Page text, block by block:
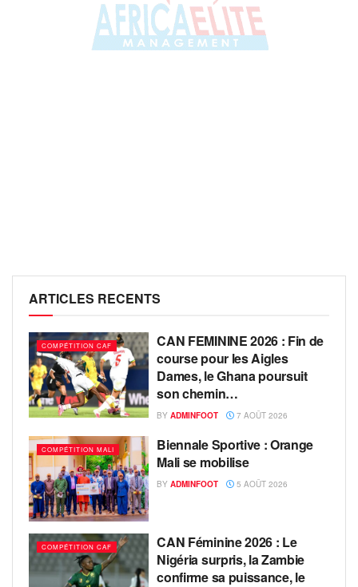
ARTICLES RECENTS
COMPÉTITION CAF
CAN FEMININE 2026 : Fin de
course pour les Aigles
Dames, le Ghana poursuit
son chemin…
BY ADMINFOOT 7 AOÛT 2026
COMPÉTITION MALI
Biennale Sportive : Orange
Mali se mobilise
BY ADMINFOOT 5 AOÛT 2026
COMPÉTITION CAF
CAN Féminine 2026 : Le
Nigéria surpris, la Zambie
confirme sa puissance, le